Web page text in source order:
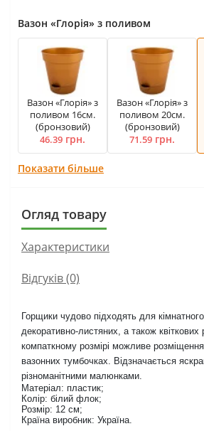
Вазон «Глорія» з поливом
Вазон «Глорія» з
поливом 16см.
(бронзовий)
46.39 грн.
Вазон «Глорія» з
поливом 20см.
(бронзовий)
71.59 грн.
Показати більше
Огляд товару
Характеристики
Відгуків (0)
Горщики чудово підходять для
декоративно-листяних, а також
компаткному розмірі можливе розміщення
вазонних тумбочках. Відзначається
різноманітними малюнками.
Матеріал: пластик;
Колір: білий флок;
Розмір: 12 см;
Країна виробник: Україна.